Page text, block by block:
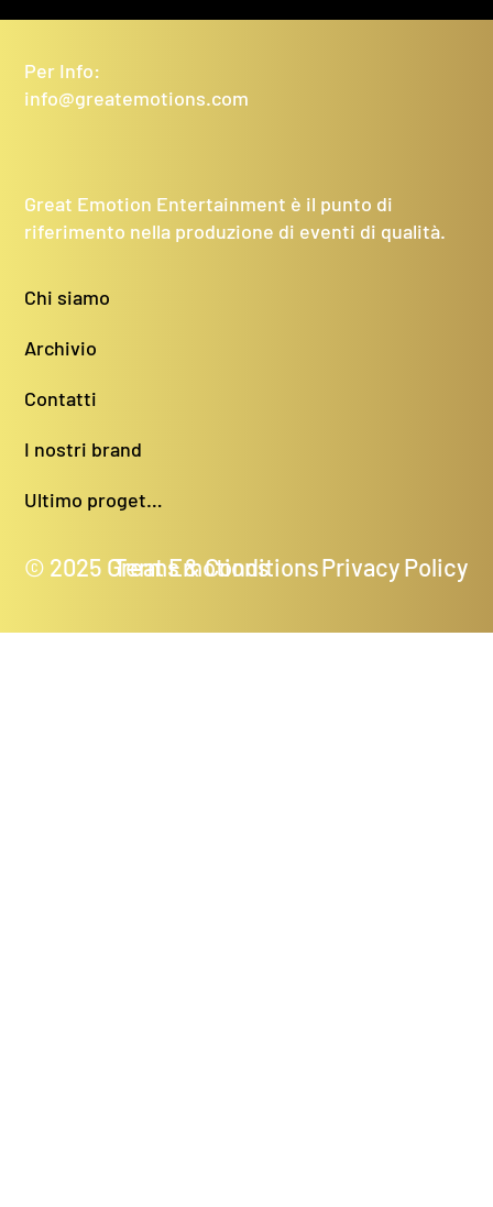
Per Info:
info@greatemotions.com
Great Emotion Entertainment è il punto di
riferimento nella produzione di eventi di qualità.
Chi siamo
Archivio
Contatti
I nostri brand
Ultimo progetto
© 2025 Great Emotions
Terms & ConditionsPrivacy Policy